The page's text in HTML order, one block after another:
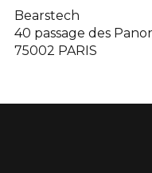
Bearstech
40 passage des
75002 PARIS